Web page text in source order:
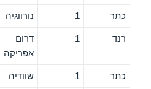
כתר 1 נורווגיה
רנד 1
דרום
אפריקה
כתר 1 שוודיה